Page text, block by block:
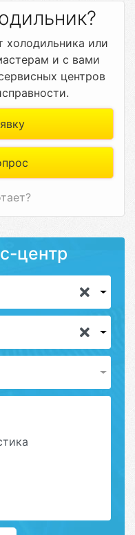
холодильника или
и с вами
центров
центр